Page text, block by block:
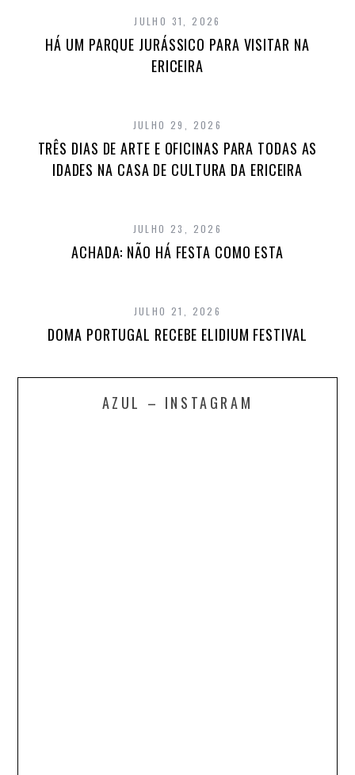
JULHO 31, 2026
HÁ UM PARQUE JURÁSSICO PARA VISITAR NA
ERICEIRA
JULHO 29, 2026
TRÊS DIAS DE ARTE E OFICINAS PARA TODAS AS
IDADES NA CASA DE CULTURA DA ERICEIRA
JULHO 23, 2026
ACHADA: NÃO HÁ FESTA COMO ESTA
JULHO 21, 2026
DOMA PORTUGAL RECEBE ELIDIUM FESTIVAL
AZUL – INSTAGRAM